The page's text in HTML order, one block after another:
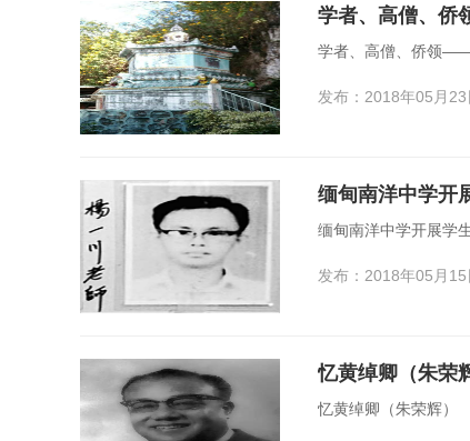
学者、高僧、侨
学者、高僧、侨领——
发布：2018年05月23
缅甸南洋中学开
缅甸南洋中学开展学
发布：2018年05月15
忆黄绰卿（朱荣
忆黄绰卿（朱荣辉）